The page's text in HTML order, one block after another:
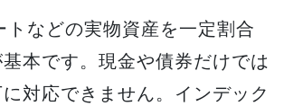
などの実物資産を一定割合
本です。現金や債券だけでは
対応できません。インデック